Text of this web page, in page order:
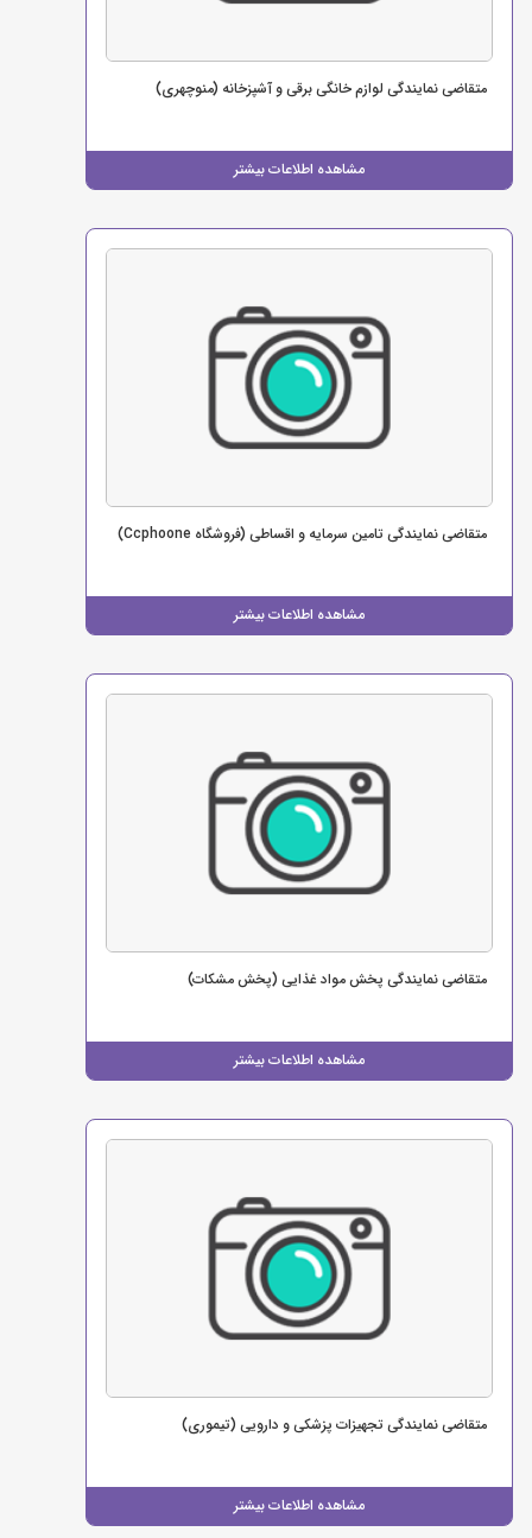
مشاهده اطلاعات بیشتر
متقاضی نمایندگی لوازم خانگی برقی و آشپزخانه (منوچهری)
مشاهده اطلاعات بیشتر
متقاضی نمایندگی تامین سرمایه و اقساطی (فروشگاه Ccphoone)
مشاهده اطلاعات بیشتر
متقاضی نمایندگی پخش مواد غذایی (پخش مشکات)
مشاهده اطلاعات بیشتر
متقاضی نمایندگی تجهیزات پزشکی و دارویی (تیموری)